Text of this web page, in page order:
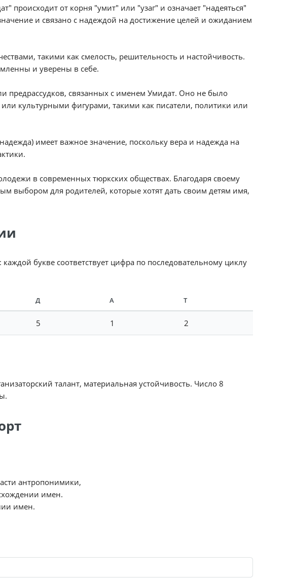
происходит от корня "умит" или "узаг" и означает "надеяться"
и связано с надеждой на достижение целей и ожиданием
такими как смелость, решительность и настойчивость.
и уверены в себе.
предрассудков, связанных с именем Умидат. Оно не было
культурными фигурами, такими как писатели, политики или
имеет важное значение, поскольку вера и надежда на
в современных тюркских обществах. Благодаря своему
выбором для родителей, которые хотят дать своим детям имя,
букве соответствует цифра по последовательному циклу
Д А Т
5 1 2
талант, материальная устойчивость. Число 8
антропонимики,
имен.
имен.